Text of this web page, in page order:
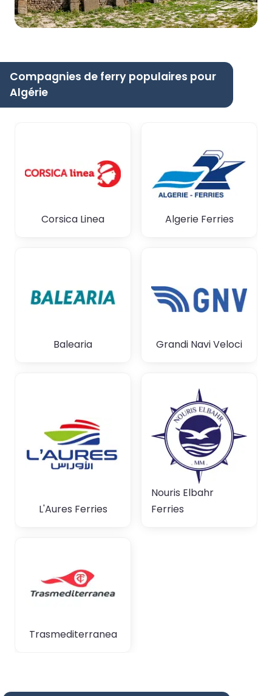
Compagnies de ferry populaires pour
Algérie
Corsica Linea Algerie Ferries
Balearia Grandi Navi Veloci
L'Aures Ferries
Nouris Elbahr
Ferries
Trasmediterranea